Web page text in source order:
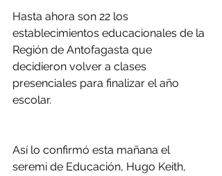
Hasta ahora son 22 los
establecimientos educacionales de la
Región de Antofagasta que
decidieron volver a clases
presenciales para finalizar el año
escolar.
Así lo confirmó esta mañana el
seremi de Educación, Hugo Keith,